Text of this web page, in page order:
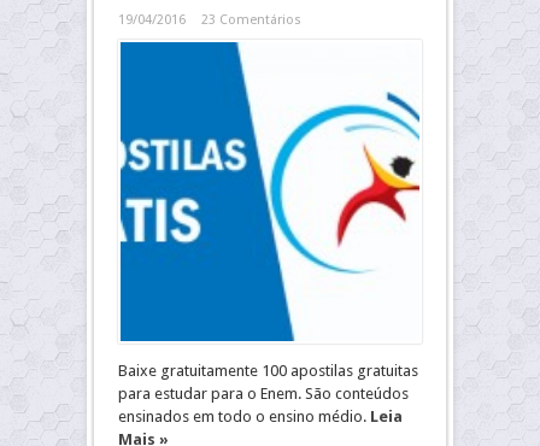
19/04/2016 23 Comentários
Baixe gratuitamente 100 apostilas gratuitas
para estudar para o Enem. São conteúdos
ensinados em todo o ensino médio. Leia
Mais »